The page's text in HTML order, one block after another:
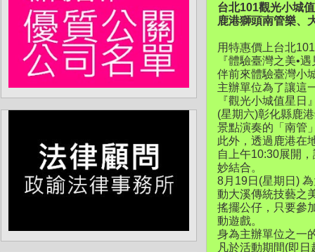
台北101觀
鹿港獅頭南管樂、
用特惠價上台北
『體驗臺灣之美•
伴前來體驗臺灣小
主辦單位為了讓這
『觀光小城值星
(星期六)彰化縣鹿
景點演奏的「南管
此外，透過鹿港在
自上午10:30展開
妙結合。
8月19日(星期日)
動大溪傳統技藝之
搖擺公仔，只要參
動遊戲。
身為主辦單位之一
凡於活動期間(即